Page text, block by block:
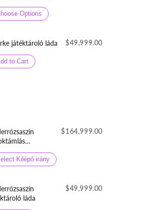
Options
játéktároló láda $49,999.00
to Cart
$164,999.00
Kilépő irány
láda
$49,999.00